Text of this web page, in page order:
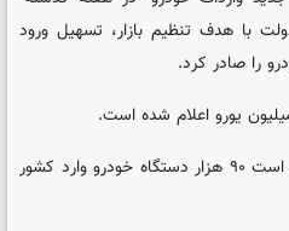
با هدف تنظیم بازار، تسهیل ورود
را صادر کرد.
همچنین آنطور که فرشاد مقیمی معاون وزیر صمت اعلام کرده قرار است ۹۰ هزار دستگاه خودرو وارد کشور